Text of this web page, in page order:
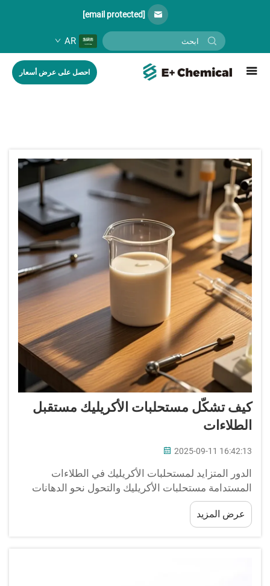
AR
احصل على عرض أسعار
كيف تشكّل مستحلبات الأكريليك مستقبل
الطلاءات
2025-09-11 16:42:13
الدور المتزايد لمستحلبات الأكريليك في الطلاءات
المستدامة مستحلبات الأكريليك والتحول نحو الدهانات
والطلاءات الخضراء يشهد قطاع الطلاءات على مستوى
العالم تغيرًا سريعًا فيما يتعلق بالاستدامة، وتلعب
مستحلبات الأكريليك دورًا كبيرًا في هذا التحوّل.
عرض المزيد